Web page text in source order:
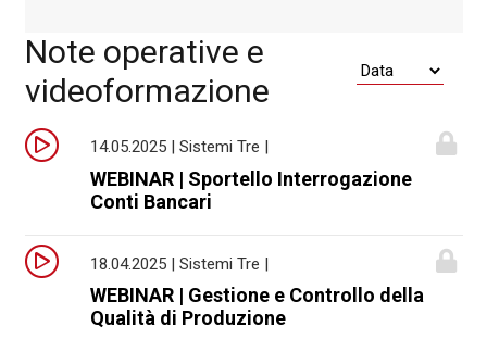
Note operative e
videoformazione
14.05.2025 | Sistemi Tre |
WEBINAR | Sportello Interrogazione
Conti Bancari
18.04.2025 | Sistemi Tre |
WEBINAR | Gestione e Controllo della
Qualità di Produzione